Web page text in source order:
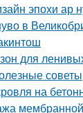
эпохи ар
в
для
советы
на